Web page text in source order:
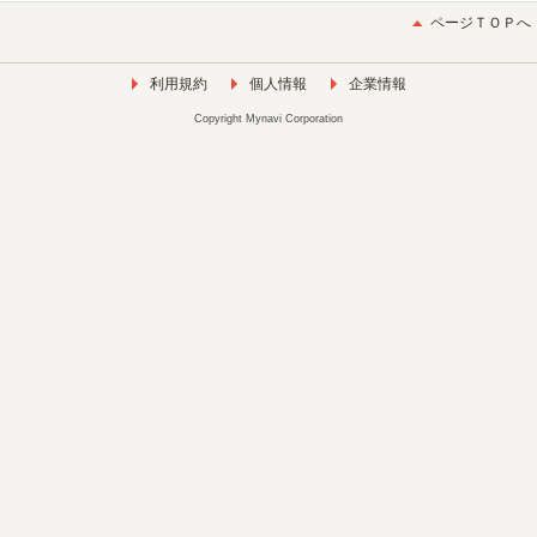
ページＴＯＰへ
利用規約 個人情報 企業情報
Copyright Mynavi Corporation